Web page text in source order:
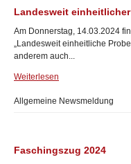
Landesweit einheitlicher
Am Donnerstag, 14.03.2024
„Landesweit einheitliche
anderem auch...
Weiterlesen
Allgemeine Newsmeldung
Faschingszug 2024